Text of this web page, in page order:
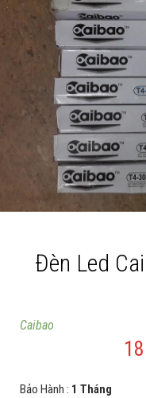
Đèn Led
Caibao
Bảo Hành : 1 Tháng